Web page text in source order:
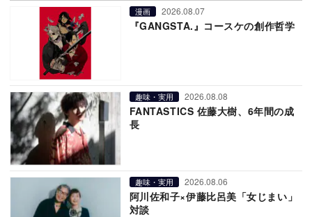
漫画 2026.08.07
『GANGSTA.』コースケの創作哲学
趣味・実用 2026.08.08
FANTASTICS 佐藤大樹、6年間の成
長
趣味・実用 2026.08.06
阿川佐和子×伊藤比呂美「女じまい」
対談